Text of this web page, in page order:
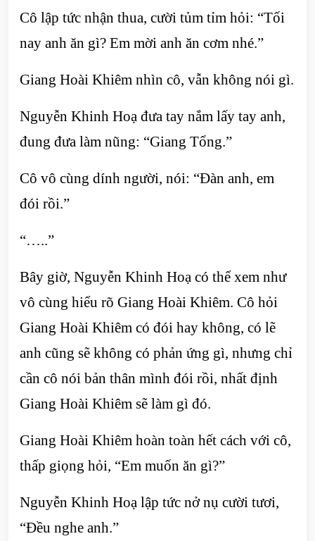
Cô lập tức nhận thua, cười tủm tỉm hỏi: “Tối
nay anh ăn gì? Em mời anh ăn cơm nhé.”
Giang Hoài Khiêm nhìn cô, vẫn không nói gì.
Nguyễn Khinh Hoạ đưa tay nắm lấy tay anh,
đung đưa làm nũng: “Giang Tổng.”
Cô vô cùng dính người, nói: “Đàn anh, em
đói rồi.”
“…..”
Bây giờ, Nguyễn Khinh Hoạ có thể xem như
vô cùng hiểu rõ Giang Hoài Khiêm. Cô hỏi
Giang Hoài Khiêm có đói hay không, có lẽ
anh cũng sẽ không có phản ứng gì, nhưng chỉ
cần cô nói bản thân mình đói rồi, nhất định
Giang Hoài Khiêm sẽ làm gì đó.
Giang Hoài Khiêm hoàn toàn hết cách với cô,
thấp giọng hỏi, “Em muốn ăn gì?”
Nguyễn Khinh Hoạ lập tức nở nụ cười tươi,
“Đều nghe anh.”